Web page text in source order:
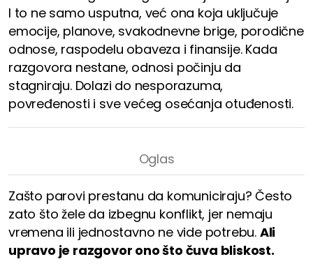
I to ne samo usputna, već ona koja uključuje
emocije, planove, svakodnevne brige, porodične
odnose, raspodelu obaveza i finansije. Kada
razgovora nestane, odnosi počinju da
stagniraju. Dolazi do nesporazuma,
povređenosti i sve većeg osećanja otuđenosti.
Zašto parovi prestanu da komuniciraju? Često
zato što žele da izbegnu konflikt, jer nemaju
vremena ili jednostavno ne vide potrebu. Ali
upravo je razgovor ono što čuva bliskost.